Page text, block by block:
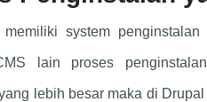
memiliki system
lain proses
lebih besar maka di